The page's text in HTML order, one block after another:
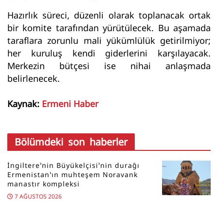
Hazırlık süreci, düzenli olarak toplanacak ortak
bir komite tarafından yürütülecek. Bu aşamada
taraflara zorunlu mali yükümlülük getirilmiyor;
her kuruluş kendi giderlerini karşılayacak.
Merkezin bütçesi ise nihai anlaşmada
belirlenecek.
Kaynak: Ermeni Haber
Bölümdeki son haberler
İngiltere’nin Büyükelçisi’nin durağı
Ermenistan’ın muhteşem Noravank
manastır kompleksi
7 AĞUSTOS 2026